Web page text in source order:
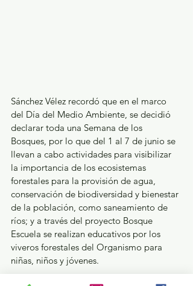
Sánchez Vélez recordó que en el marco
del Día del Medio Ambiente, se decidió
declarar toda una Semana de los
Bosques, por lo que del 1 al 7 de junio se
llevan a cabo actividades para visibilizar
la importancia de los ecosistemas
forestales para la provisión de agua,
conservación de biodiversidad y bienestar
de la población, como saneamiento de
ríos; y a través del proyecto Bosque
Escuela se realizan educativos por los
viveros forestales del Organismo para
niñas, niños y jóvenes.